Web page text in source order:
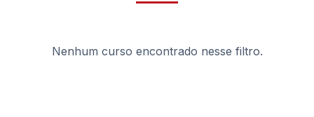
Nenhum curso encontrado nesse filtro.